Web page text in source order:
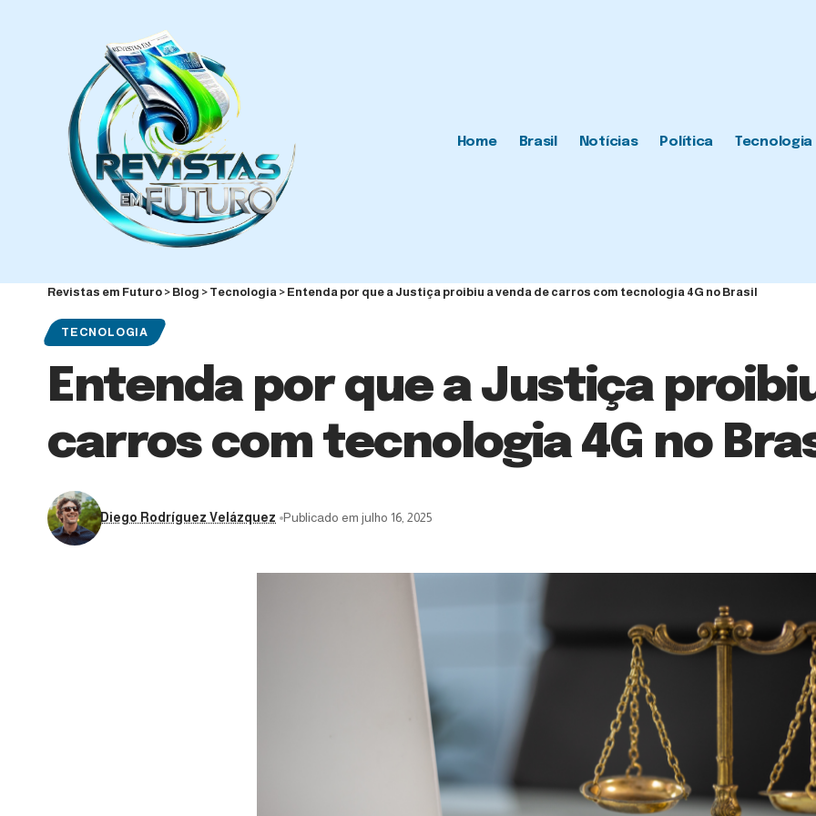
Home Brasil Notícias Política Tecnologia
Revistas em Futuro > Blog > Tecnologia > Entenda por que a Justiça proibiu a venda de carros com tecnologia 4G no Brasil
TECNOLOGIA
Entenda por que a Justiça
carros com tecnologia 4G no
Diego Rodríguez Velázquez Publicado em julho 16, 2025